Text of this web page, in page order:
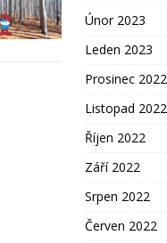
Únor 2023
Leden 2023
Prosinec 2022
Listopad 2022
Říjen 2022
Září 2022
Srpen 2022
Červen 2022